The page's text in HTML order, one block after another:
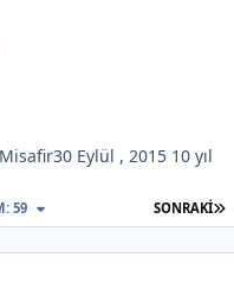
Misafir30 Eylül , 2015 10 yıl
SONRAKI
59